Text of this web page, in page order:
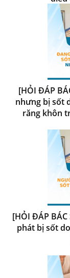
[HỎI ĐÁP
nhưng bị sốt
răng khôn
[HỎI ĐÁP
phát bị sốt